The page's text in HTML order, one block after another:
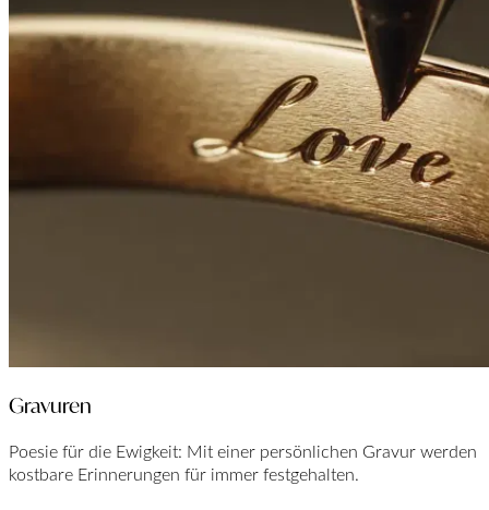
Gravuren
Poesie für die Ewigkeit: Mit einer persönlichen Gravur werden
kostbare Erinnerungen für immer festgehalten.